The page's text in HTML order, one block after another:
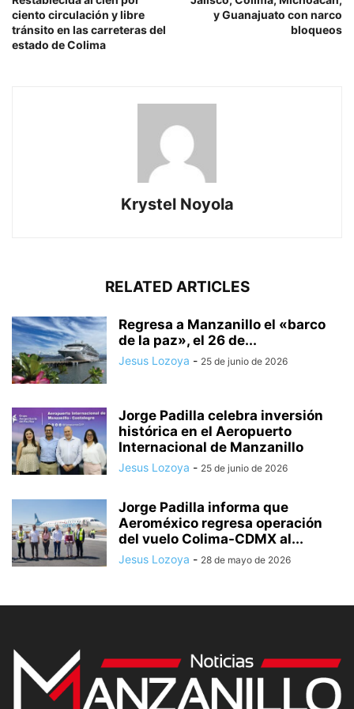
ciento circulación y libre
tránsito en las carreteras del
estado de Colima
y Guanajuato con narco
bloqueos
Krystel Noyola
RELATED ARTICLES
Regresa a Manzanillo el «barco
de la paz», el 26 de...
Jesus Lozoya - 25 de junio de 2026
Jorge Padilla celebra inversión
histórica en el Aeropuerto
Internacional de Manzanillo
Jesus Lozoya - 25 de junio de 2026
Jorge Padilla informa que
Aeroméxico regresa operación
del vuelo Colima-CDMX al...
Jesus Lozoya - 28 de mayo de 2026